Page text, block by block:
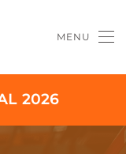
MENU
2026